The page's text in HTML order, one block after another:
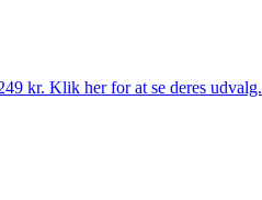
kr. Klik her for at se deres udvalg.